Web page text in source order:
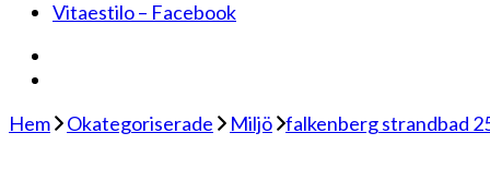
Vitaestilo – Facebook
Hem Okategoriserade Miljö falkenberg strandbad